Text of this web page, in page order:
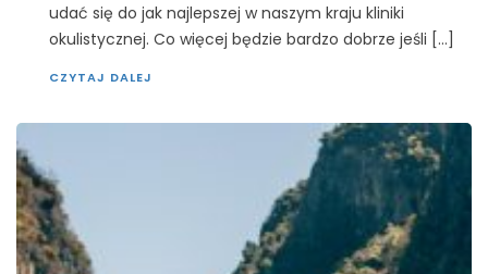
udać się do jak najlepszej w naszym kraju kliniki
okulistycznej. Co więcej będzie bardzo dobrze jeśli […]
CZYTAJ DALEJ